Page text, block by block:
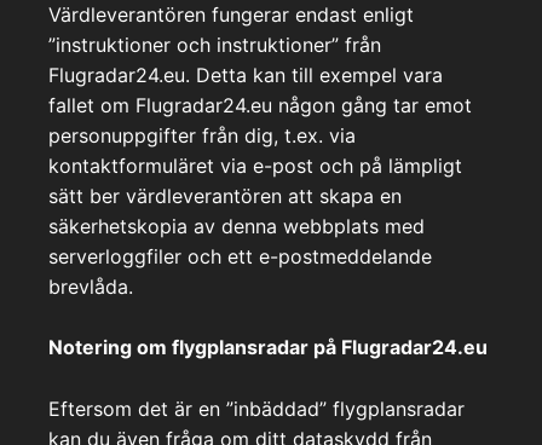
Värdleverantören fungerar endast enligt
”instruktioner och instruktioner” från
Flugradar24.eu. Detta kan till exempel vara
fallet om Flugradar24.eu någon gång tar emot
personuppgifter från dig, t.ex. via
kontaktformuläret via e-post och på lämpligt
sätt ber värdleverantören att skapa en
säkerhetskopia av denna webbplats med
serverloggfiler och ett e-postmeddelande
brevlåda.
Notering om flygplansradar på Flugradar24.eu
Eftersom det är en ”inbäddad” flygplansradar
kan du även fråga om ditt dataskydd från